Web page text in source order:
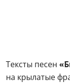
Тексты песен
на крылатые